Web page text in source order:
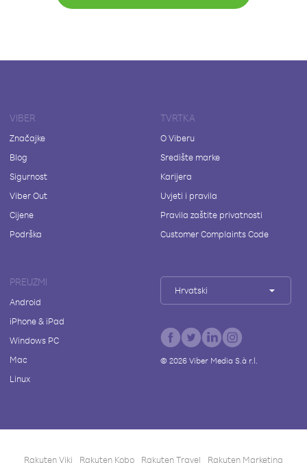
VIBER
Značajke
Blog
Sigurnost
Viber Out
Cijene
Podrška
TVRTKA
O Viberu
Središte marke
Karijera
Uvjeti i pravila
Pravila zaštite privatnosti
Customer Complaints Code
PREUZMI
Android
iPhone & iPad
Windows PC
Mac
Linux
Hrvatski
© 2026Viber Media S.à r.l.
Rakuten Viki Rakuten Kobo Rakuten Travel Rakuten Marketing